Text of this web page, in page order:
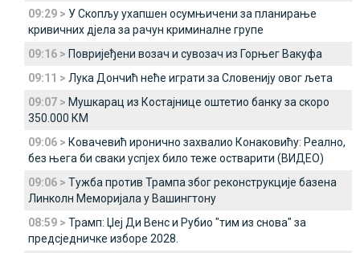
09:29 > У Скопљу ухапшен осумњичени за планирање
кривичних дјела за рачун криминалне групе
09:16 > Повријеђени возач и сувозач из Горњег Вакуфа
09:11 > Лука Дончић неће играти за Словенију овог љета
09:07 > Мушкарац из Костајнице оштетио банку за скоро
350.000 КМ
09:06 > Ковачевић иронично захвалио Конаковићу: Реално,
без њега би сваки успјех било теже остварити (ВИДЕО)
09:06 > Тужба против Трампа због реконструкције базена
Линколн Меморијала у Вашингтону
08:59 > Трамп: Џеј Ди Венс и Рубио "тим из снова" за
предсједничке изборе 2028.